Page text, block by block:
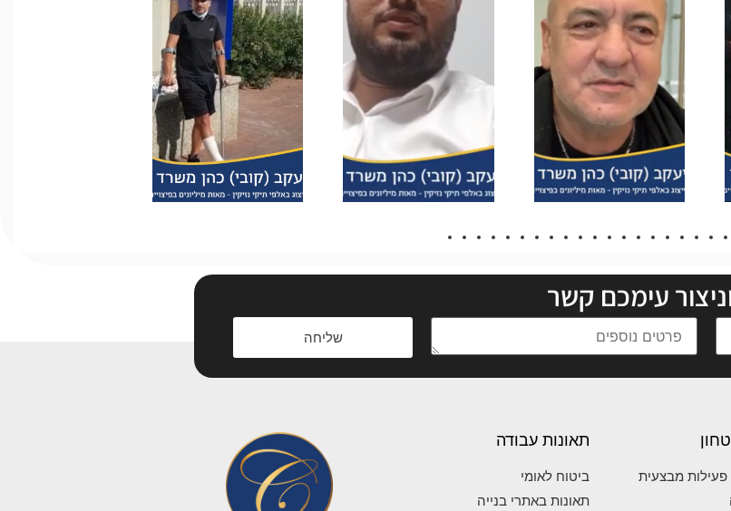
עימכם קשר
שליחה
מבצעית
תאונות עבודה
ביטוח לאומי
תאונות באתרי בנייה